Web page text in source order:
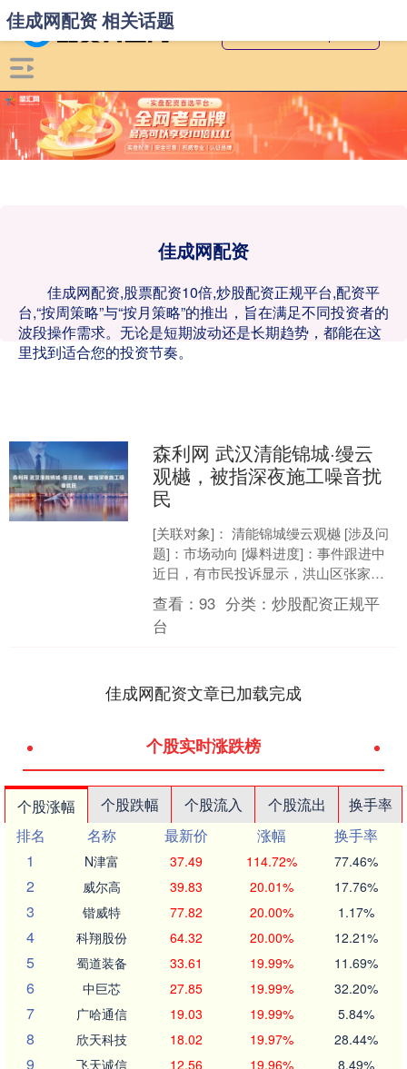
佳成网配资
佳成网配资,股票配资10倍,炒股配资正规平台,配资平
台,“按周策略”与“按月策略”的推出，旨在满足不同投资者的
波段操作需求。无论是短期波动还是长期趋势，都能在这
里找到适合您的投资节奏。
佳成网配资 相关话题
森利网 武汉清能锦城·缦云
观樾，被指深夜施工噪音扰
民
[关联对象]： 清能锦城缦云观樾 [涉及问
题]：市场动向 [爆料进度]：事件跟进中
近日，有市民投诉显示，洪山区张家湾
清能锦城漫云观樾，晚上施工噪音扰
民。一直被....
查看：93 分类：炒股配资正规平
台
佳成网配资文章已加载完成
个股实时涨跌榜
个股涨幅 个股跌幅 个股流入 个股流出
换手率
排名
名称 最新价 涨幅
换手率
1
N津富 37.49 114.72% 77.46%
2 威尔高 39.83 20.01% 17.76%
3 锴威特 77.82 20.00% 1.17%
4 科翔股份 64.32 20.00% 12.21%
5 蜀道装备 33.61 19.99% 11.69%
6 中巨芯 27.85 19.99% 32.20%
7 广哈通信 19.03 19.99% 5.84%
8 欣天科技 18.02 19.97% 28.44%
9 飞天诚信 12.56 19.96% 8.49%